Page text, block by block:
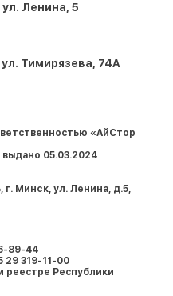
Ленина, 5
Тимирязева, 74A
«АйСтор
05.03.2024
г. Минcк, ул. Ленина, д.5,
89-44
29 319-11-00
реестре Республики